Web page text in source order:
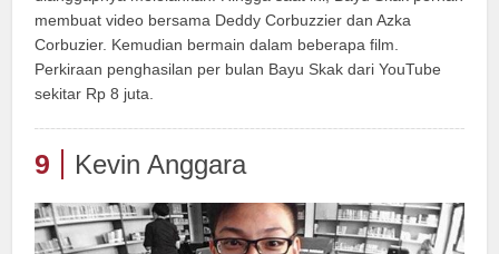
membuat video bersama Deddy Corbuzzier dan Azka
Corbuzier. Kemudian bermain dalam beberapa film.
Perkiraan penghasilan per bulan Bayu Skak dari YouTube
sekitar Rp 8 juta.
9 Kevin Anggara